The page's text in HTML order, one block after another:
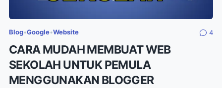
Blog•Google•Website 4
CARA MUDAH MEMBUAT WEB
SEKOLAH UNTUK PEMULA
MENGGUNAKAN BLOGGER